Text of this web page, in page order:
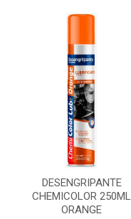
DESENGRIPANTE
CHEMICOLOR 250ML
ORANGE